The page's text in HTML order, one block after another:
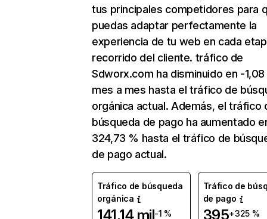
tus principales competidores para
puedas adaptar perfectamente la
experiencia de tu web en cada
recorrido del cliente. tráfico de
Sdworx.com ha disminuido en -
mes a mes hasta el tráfico de
orgánica actual. Además, el tráfico
búsqueda de pago ha aumentado
324,73 % hasta el tráfico de
de pago actual.
Tráfico de búsqueda
orgánica
141,14 mil-1 %
Tráfico de
de pago
395+325 %